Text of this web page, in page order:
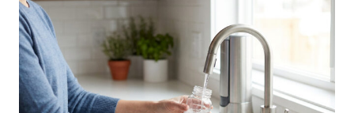
QUALITÉ
DE
VOTRE
EAU
?